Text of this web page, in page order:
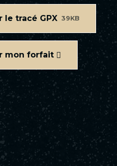
le tracé GPX 39KB
mon forfait